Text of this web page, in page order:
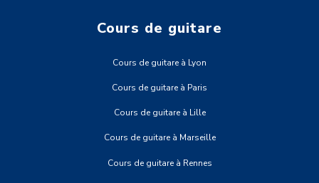
Cours de guitare
Cours de guitare à Lyon
Cours de guitare à Paris
Cours de guitare à Lille
Cours de guitare à Marseille
Cours de guitare à Rennes